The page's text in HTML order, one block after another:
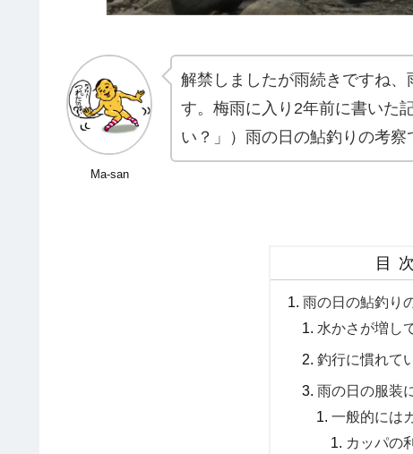
Ma-san
解禁しましたが雨続きですね
す。梅雨に入り2年前に書いた
い？」）雨の日の鮎釣りの考察
目
雨の日の鮎釣り
水かさが増し
釣行に慣れて
雨の日の服装
一般的には
カッパの